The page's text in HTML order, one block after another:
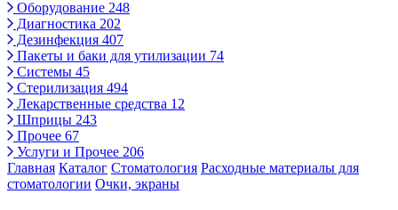
Оборудование 248
Диагностика 202
Дезинфекция 407
Пакеты и баки для утилизации 74
Системы 45
Стерилизация 494
Лекарственные средства 12
Шприцы 243
Прочее 67
Услуги и Прочее 206
Главная Каталог Стоматология Расходные материалы для
стоматологии Очки, экраны